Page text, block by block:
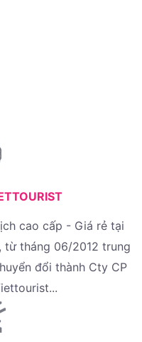
cao cấp - Giá rẻ tại
từ tháng 06/2012 trung
đổi thành Cty CP